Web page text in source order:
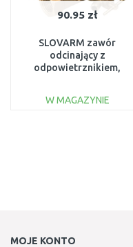
90.95 zł
SLOVARM zawór
odcinający z
odpowietrznikiem,
W MAGAZYNIE
MOJE KONTO